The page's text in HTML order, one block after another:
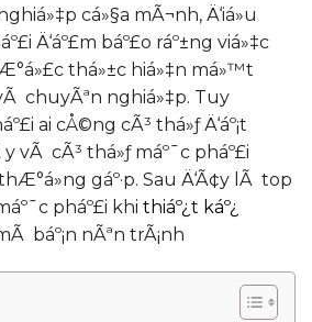
cá»§a mÃ¬nh, Ä‘iá»u
Ä‘áº£m báº£o ráº±ng viá»‡c
thá»±c hiá»‡n má»™t
chuyÃªn nghiá»‡p. Tuy
ai cÅ©ng cÃ³ thá»ƒ Ä‘áº¡t
y vÃ cÃ³ thá»ƒ máº¯c pháº£i
gáº·p. Sau Ä‘Ã¢y lÃ top
pháº£i khi thiáº¿t káº¿
báº¡n nÃªn trÃ¡nh